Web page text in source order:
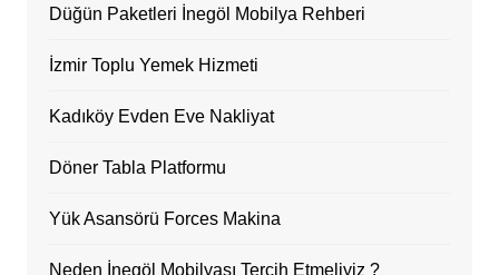
Düğün Paketleri İnegöl Mobilya Rehberi
İzmir Toplu Yemek Hizmeti
Kadıköy Evden Eve Nakliyat
Döner Tabla Platformu
Yük Asansörü Forces Makina
Neden İnegöl Mobilyası Tercih Etmeliyiz ?